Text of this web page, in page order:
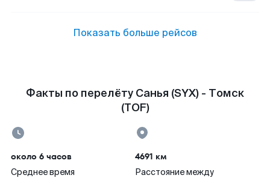
Показать больше рейсов
Факты по перелёту Санья (SYX) - Томск
(TOF)
около 6 часов
Среднее время
4691 км
Расстояние между